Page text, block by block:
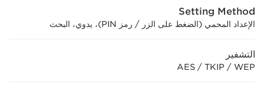
Setting Method
الإعداد المحمي (الضغط على الزر / رمز PIN)، يدوي، البحث
التشفير
WEP /‏ TKIP /‏ AES